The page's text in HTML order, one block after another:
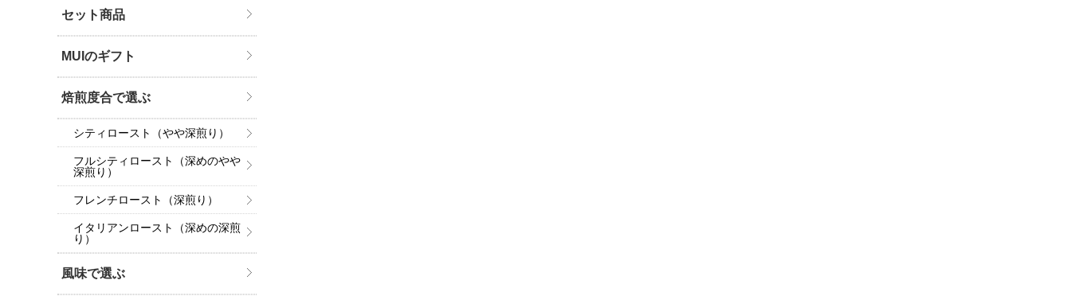
セット商品
MUIのギフト
焙煎度合で選ぶ
シティロースト（やや深煎り）
フルシティロースト（深めのやや
深煎り）
フレンチロースト（深煎り）
イタリアンロースト（深めの深煎
り）
風味で選ぶ